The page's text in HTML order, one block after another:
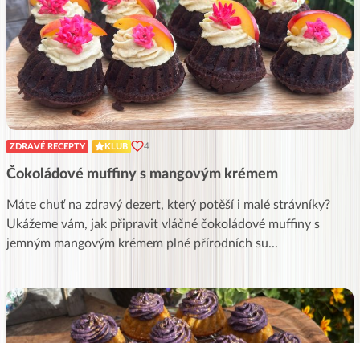
ZDRAVÉ RECEPTY KLUB 4
Čokoládové muffiny s mangovým krémem
Máte chuť na zdravý dezert, který potěší i malé strávníky?
Ukážeme vám, jak připravit vláčné čokoládové muffiny s
jemným mangovým krémem plné přírodních su...